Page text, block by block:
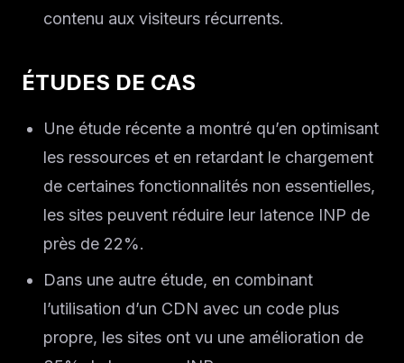
contenu aux visiteurs récurrents.
ÉTUDES DE CAS
Une étude récente a montré qu’en optimisant
les ressources et en retardant le chargement
de certaines fonctionnalités non essentielles,
les sites peuvent réduire leur latence INP de
près de 22%.
Dans une autre étude, en combinant
l’utilisation d’un CDN avec un code plus
propre, les sites ont vu une amélioration de